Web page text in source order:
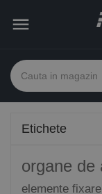

Etichete
organe de
elemente fixare